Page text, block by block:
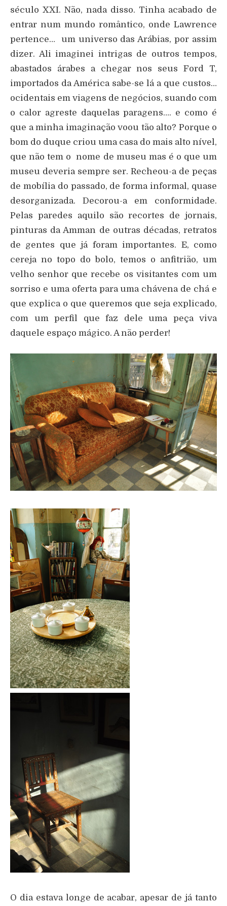
século XXI. Não, nada disso. Tinha acabado de
entrar num mundo romântico, onde Lawrence
pertence… um universo das Arábias, por assim
dizer. Ali imaginei intrigas de outros tempos,
abastados árabes a chegar nos seus Ford T,
importados da América sabe-se lá a que custos…
ocidentais em viagens de negócios, suando com
o calor agreste daquelas paragens…. e como é
que a minha imaginação voou tão alto? Porque o
bom do duque criou uma casa do mais alto nível,
que não tem o nome de museu mas é o que um
museu deveria sempre ser. Recheou-a de peças
de mobília do passado, de forma informal, quase
desorganizada. Decorou-a em conformidade.
Pelas paredes aquilo são recortes de jornais,
pinturas da Amman de outras décadas, retratos
de gentes que já foram importantes. E, como
cereja no topo do bolo, temos o anfitrião, um
velho senhor que recebe os visitantes com um
sorriso e uma oferta para uma chávena de chá e
que explica o que queremos que seja explicado,
com um perfil que faz dele uma peça viva
daquele espaço mágico. A não perder!
O dia estava longe de acabar, apesar de já tanto